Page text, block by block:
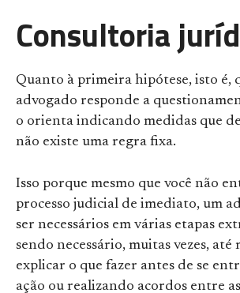
Consultoria
Quanto à primeira hipótese, isto é,
advogado responde a
o orienta indicando medidas que
não existe uma regra fixa.
Isso porque mesmo que você não
processo judicial de imediato, um
ser necessários em várias etapas
sendo necessário, muitas vezes, até
explicar o que fazer antes de se
ação ou realizando acordos entre